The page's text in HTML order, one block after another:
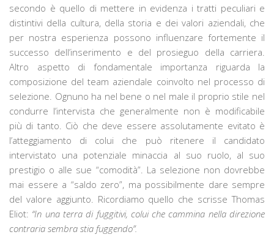
secondo è quello di mettere in evidenza i tratti peculiari e
distintivi della cultura, della storia e dei valori aziendali, che
per nostra esperienza possono influenzare fortemente il
successo dell’inserimento e del prosieguo della carriera.
Altro aspetto di fondamentale importanza riguarda la
composizione del team aziendale coinvolto nel processo di
selezione. Ognuno ha nel bene o nel male il proprio stile nel
condurre l’intervista che generalmente non è modificabile
più di tanto. Ciò che deve essere assolutamente evitato è
l’atteggiamento di colui che può ritenere il candidato
intervistato una potenziale minaccia al suo ruolo, al suo
prestigio o alle sue “comodità”. La selezione non dovrebbe
mai essere a “saldo zero”, ma possibilmente dare sempre
del valore aggiunto. Ricordiamo quello che scrisse Thomas
Eliot: “In una terra di fuggitivi, colui che cammina nella direzione
contraria sembra stia fuggendo”.